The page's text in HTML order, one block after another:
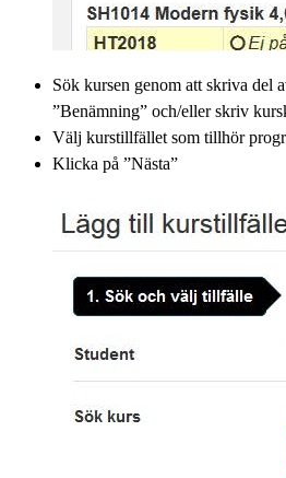
Sök kursen genom att skriva del
”Benämning” och/eller skriv
Välj kurstillfället som tillhör
Klicka på ”Nästa”